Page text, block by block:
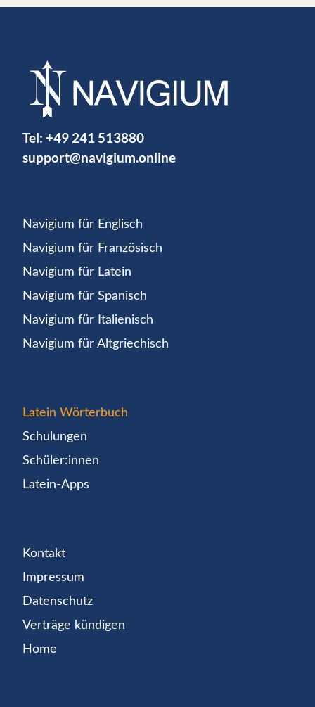
Tel: +49 241 513880
support@navigium.online
Navigium für Englisch
Navigium für Französisch
Navigium für Latein
Navigium für Spanisch
Navigium für Italienisch
Navigium für Altgriechisch
Latein Wörterbuch
Schulungen
Schüler:innen
Latein-Apps
Kontakt
Impressum
Datenschutz
Verträge kündigen
Home